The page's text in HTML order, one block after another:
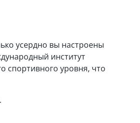
усердно вы настроены
институт
спортивного уровня, что